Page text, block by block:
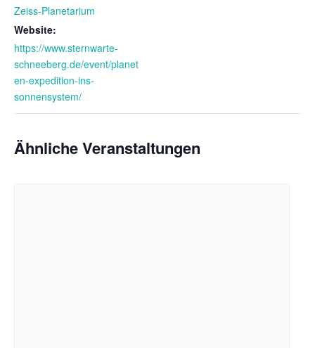
Zeiss-Planetarium
Website:
https://www.sternwarte-
schneeberg.de/event/planet
en-expedition-ins-
sonnensystem/
Ähnliche Veranstaltungen